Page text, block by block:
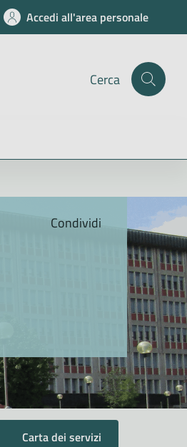
Accedi all'area personale
Cerca
Condividi
Carta dei servizi